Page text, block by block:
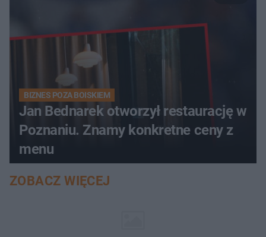
BIZNES POZA BOISKIEM
Jan Bednarek otworzył restaurację w
Poznaniu. Znamy konkretne ceny z
menu
ZOBACZ WIĘCEJ